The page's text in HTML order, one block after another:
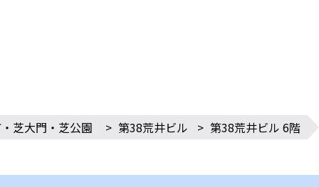
芝大門・芝公園 > 第38荒井ビル > 第38荒井ビル 6階